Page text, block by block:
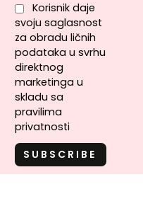
Korisnik daje
svoju saglasnost
za obradu ličnih
podataka u svrhu
direktnog
marketinga u
skladu sa
pravilima
privatnosti